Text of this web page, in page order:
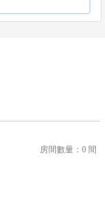
房間數量：0 間